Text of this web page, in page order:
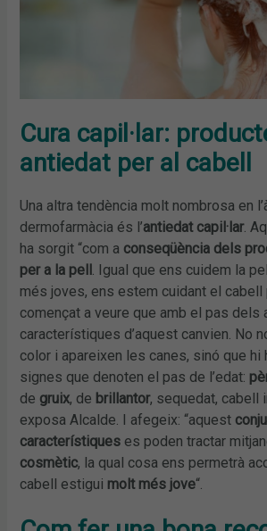
Cura capil·lar:
antiedat per al cabell
Una altra tendència molt nombrosa en
dermofarmàcia és l’antiedat capil·lar.
ha sorgit “com a conseqüència dels
per a la pell . Igual que ens cuidem la
més joves, ens estem cuidant el cabell
començat a veure que amb el pas dels
característiques d’aquest canvien. No
color i apareixen les canes, sinó que hi
signes que denoten el pas de l’edat:
de gruix, de brillantor, sequedat, cabell
exposa Alcalde. I afegeix: “aquest
característiques es poden tractar
cosmètic, la qual cosa ens permetrà
cabell estigui molt més jove“.